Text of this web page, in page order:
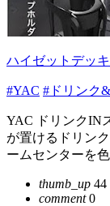
ハイゼットデッ
#YAC #ドリンク
YAC ドリンクIN
が置けるドリン
ームセンターを
thumb_up 44
comment0